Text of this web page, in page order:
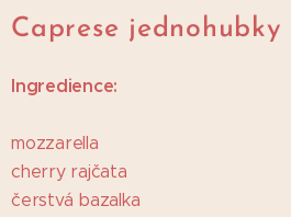
Caprese jednohubky
Ingredience:
mozzarella
cherry rajčata
čerstvá bazalka